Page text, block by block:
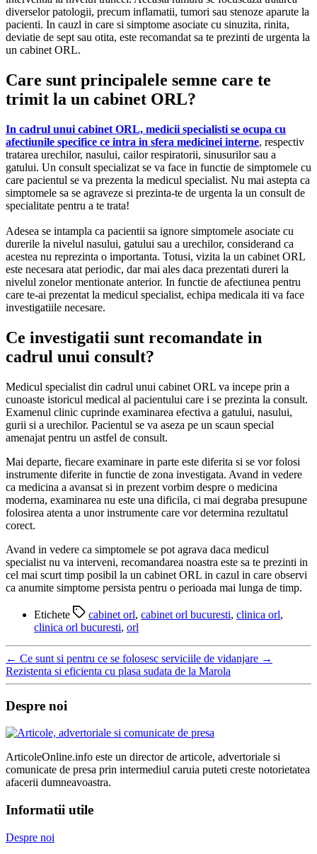
diverselor patologii, precum inflamatii, tumori sau stenoze aparute la
pacienti. In cauzl in care si simptome asociate cu sinuzita, rinita,
deviatie de sept sau otita, este recomandat sa te prezinti de urgenta la
un cabinet ORL.
Care sunt principalele semne care te
trimit la un cabinet ORL?
In cadrul unui cabinet ORL, medicii specialisti se ocupa cu
afectiunile specifice ce intra in sfera medicinei interne, respectiv
tratarea urechilor, nasului, cailor respiratorii, sinusurilor sau a
gatului. Un consult specializat se va face in functie de simptomele cu
care pacientul se va prezenta la medicul specialist. Nu mai astepta ca
simptomele sa se agraveze si prezinta-te de urgenta la un consult de
specialitate pentru a te trata!
Adesea se intampla ca pacientii sa ignore simptomele asociate cu
durerile la nivelul nasului, gatului sau a urechilor, considerand ca
acestea nu reprezinta o importanta. Totusi, vizita la un cabinet ORL
este necesara atat periodic, dar mai ales daca prezentati dureri la
nivelul zonelor mentionate anterior. In functie de afectiunea pentru
care te-ai prezentat la medicul specialist, echipa medicala iti va face
investigatiile necesare.
Ce investigatii sunt recomandate in
cadrul unui consult?
Medicul specialist din cadrul unui cabinet ORL va incepe prin a
cunoaste istoricul medical al pacientului care i se prezinta la consult.
Examenul clinic cuprinde examinarea efectiva a gatului, nasului,
gurii si a urechilor. Pacientul se va aseza pe un scaun special
amenajat pentru un astfel de consult.
Mai departe, fiecare examinare in parte este diferita si se vor folosi
instrumente diferite in functie de zona investigata. Avand in vedere
ca medicina a avansat si in prezent vorbim despre o medicina
moderna, examinarea nu este una dificila, ci mai degraba presupune
folosirea atenta a unor instrumente care vor determina rezultatul
corect.
Avand in vedere ca simptomele se pot agrava daca medicul
specialist nu va interveni, recomandarea noastra este sa te prezinti in
cel mai scurt timp posibil la un cabinet ORL in cazul in care observi
ca anumite simptome persista pentru o perioada mai lunga de timp.
Etichete cabinet orl, cabinet orl bucuresti, clinica orl,
clinica orl bucuresti, orl
← Ce sunt si pentru ce se folosesc serviciile de vidanjare →
Rezistenta si eficienta cu plasa sudata de la Marola
Despre noi
ArticoleOnline.info este un director de articole, advertoriale si
comunicate de presa prin intermediul caruia puteti creste notorietatea
afacerii dumneavoastra.
Informatii utile
Despre noi